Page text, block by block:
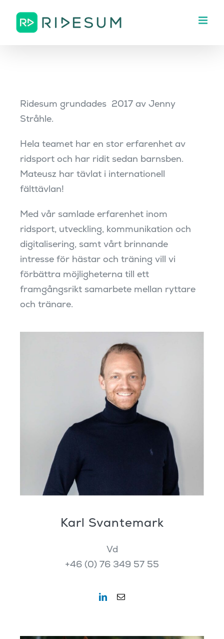
innehållet
Ridesum grundades 2017 av Jenny
Stråhle.
Hela teamet har en stor erfarenhet av
ridsport och har ridit sedan barnsben.
Mateusz har tävlat i internationell
fälttävlan!
Med vår samlade erfarenhet inom
ridsport, utveckling, kommunikation och
digitalisering, samt vårt brinnande
intresse för hästar och träning vill vi
förbättra möjligheterna till ett
framgångsrikt samarbete mellan ryttare
och tränare.
Karl Svantemark
Vd
+46 (0) 76 349 57 55